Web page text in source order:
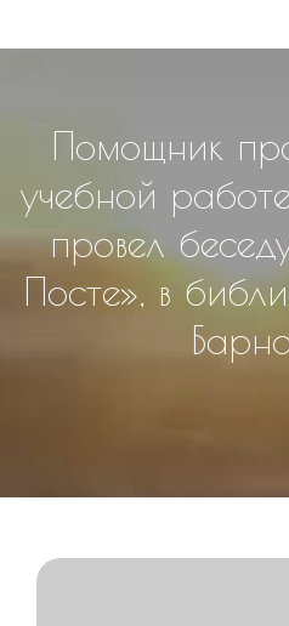
Помощник
учебной
провел
Посте», в